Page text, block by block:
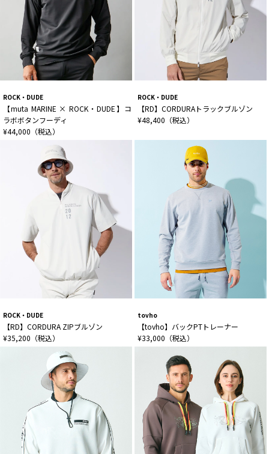
ROCK・DUDE
【muta MARINE × ROCK・DUDE】コ
ラボボタンフーディ
¥44,000（税込）
ROCK・DUDE
【RD】CORDURAトラックブルゾン
¥48,400（税込）
ROCK・DUDE
【RD】CORDURA ZIPブルゾン
¥35,200（税込）
tovho
【tovho】バックPTトレーナー
¥33,000（税込）